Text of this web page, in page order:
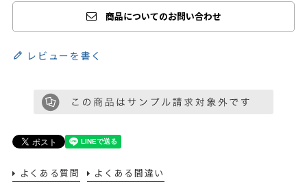
商品についてのお問い合わせ
レビューを書く
よくある質問 よくある間違い